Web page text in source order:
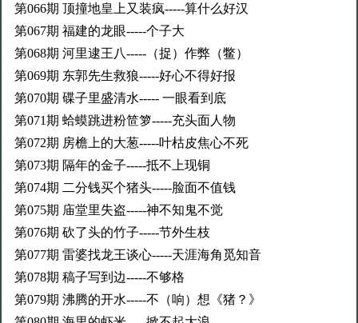
第066期 顶撞地皇上又装疯-----算什么好汉
第067期 福建的龙眼-----个子大
第068期 河里逮王八-----（捉）作弊（鳖）
第069期 东郭先生救狼-----好心不得好报
第070期 碟子里盛清水----- 一眼看到底
第071期 蛤蟆跳进粉笸箩-----充头面人物
第072期 房檐上的大葱-----叶枯皮焦心不死
第073期 隔年的金子-----抵不上现铜
第074期 二分钱买个猪头-----脸面不值钱
第075期 庙堂里失盗-----神不知鬼不觉
第076期 砍了头的竹子-----节外生枝
第077期 雷婆找龙王谈心-----天涯海角觅知音
第078期 稿子写到边-----不够格
第079期 沸腾的开水-----不（响）想《猪？》